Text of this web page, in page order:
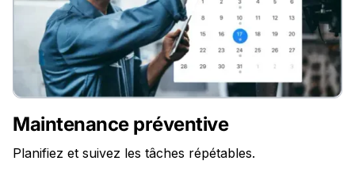
Maintenance préventive
Planifiez et suivez les tâches répétables.